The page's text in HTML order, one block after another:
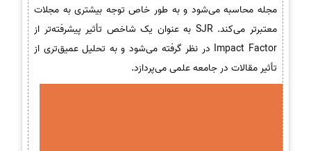
مجله محاسبه می‌شود و به طور خاص توجه بیشتری به مجلات
معتبرتر می‌کند. SJR به عنوان یک شاخص تأثیر پیشرفته‌تر از
Impact Factor در نظر گرفته می‌شود و به تحلیل عمیق‌تری از
تأثیر مقالات در جامعه علمی می‌پردازد.